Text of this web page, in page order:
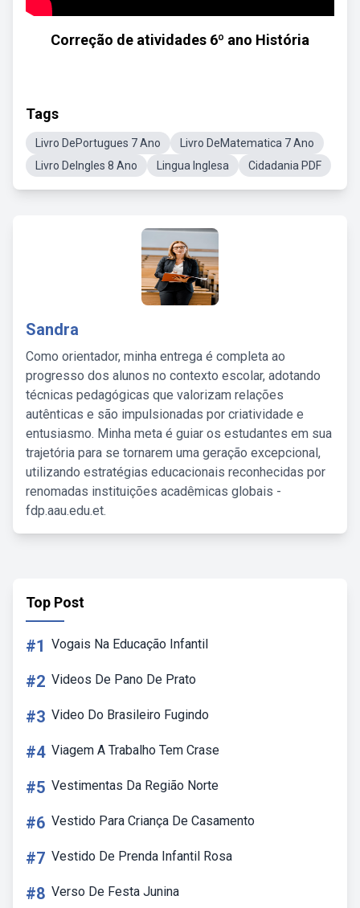
Correção de atividades 6º ano História
Tags
Livro DePortugues 7 Ano
Livro DeMatematica 7 Ano
Livro DeIngles 8 Ano
Lingua Inglesa Cidadania PDF
Sandra
Como orientador, minha entrega é completa ao
progresso dos alunos no contexto escolar, adotando
técnicas pedagógicas que valorizam relações
autênticas e são impulsionadas por criatividade e
entusiasmo. Minha meta é guiar os estudantes em sua
trajetória para se tornarem uma geração excepcional,
utilizando estratégias educacionais reconhecidas por
renomadas instituições acadêmicas globais -
fdp.aau.edu.et.
Top Post
#1 Vogais Na Educação Infantil
#2 Videos De Pano De Prato
#3 Video Do Brasileiro Fugindo
#4 Viagem A Trabalho Tem Crase
#5 Vestimentas Da Região Norte
#6 Vestido Para Criança De Casamento
#7 Vestido De Prenda Infantil Rosa
#8 Verso De Festa Junina